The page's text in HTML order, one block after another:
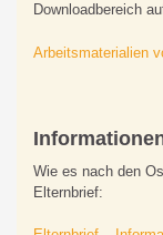
Downloadbereich
Arbeitsmaterialien
Wie es nach den
Elternbrief: